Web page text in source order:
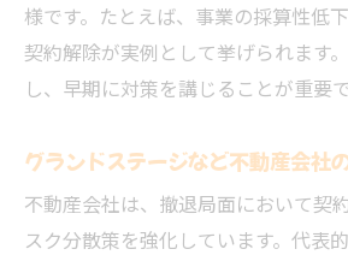
東大阪の不動産価値維持
撤退を検討するなら知ってお
礎知識
撤退判断に役立つ不動産価
IRやカジノ関連事業の不動
様です。たとえば、事業の採算性低
契約解除が実例として挙げられます
し、早期に対策を講じることが重要で
グランドステージなど不動産会社
不動産会社は、撤退局面において契
スク分散策を強化しています。代表